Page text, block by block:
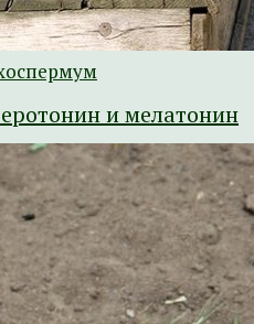
и мелатонин